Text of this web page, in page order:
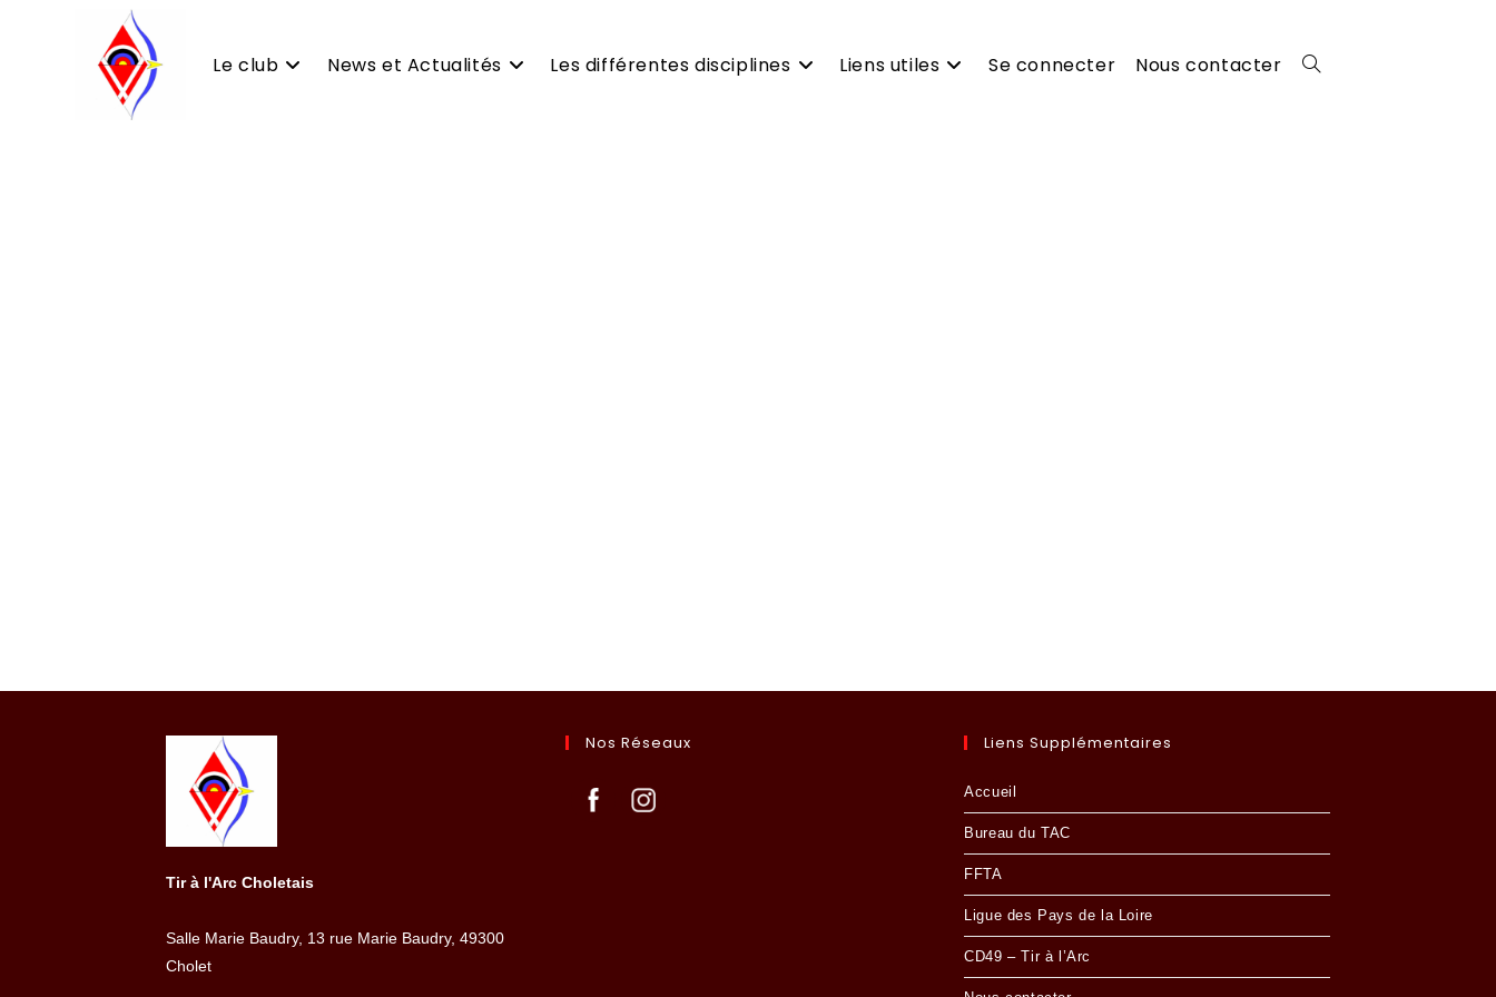
Le club News et Actualités Les différentes disciplines Liens utiles Se connecter Nous contacter Toggle
Tir à l'Arc Choletais
Salle Marie Baudry, 13 rue Marie Baudry, 49300
Cholet
Nos Réseaux Liens Supplémentaires
Accueil
Bureau du TAC
FFTA
Ligue des Pays de la Loire
CD49 – Tir à l’Arc